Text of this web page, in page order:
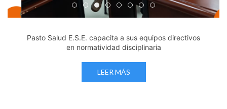
Edicto Emplazatorio a los Afiliados en el Régimen
Pasto Salud ESE lidera gestión institucional
Pasto Salud E.S.E. capacita a sus equipos
Último día para inscripciones en
Viceministro garantiza
Mil pesos que salvan vidas:
Cápsula 18-26 - Reporte
Cápsula 17-26 -
Pasto Salud E.S.E. capacita a sus equipos directivos
en normatividad disciplinaria
LEER MÁS